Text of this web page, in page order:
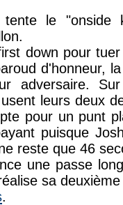
tente le
down pour
d'honneur,
adversaire.
leurs deux
pour un punt
puisque
reste que 46
une passe
sa
.